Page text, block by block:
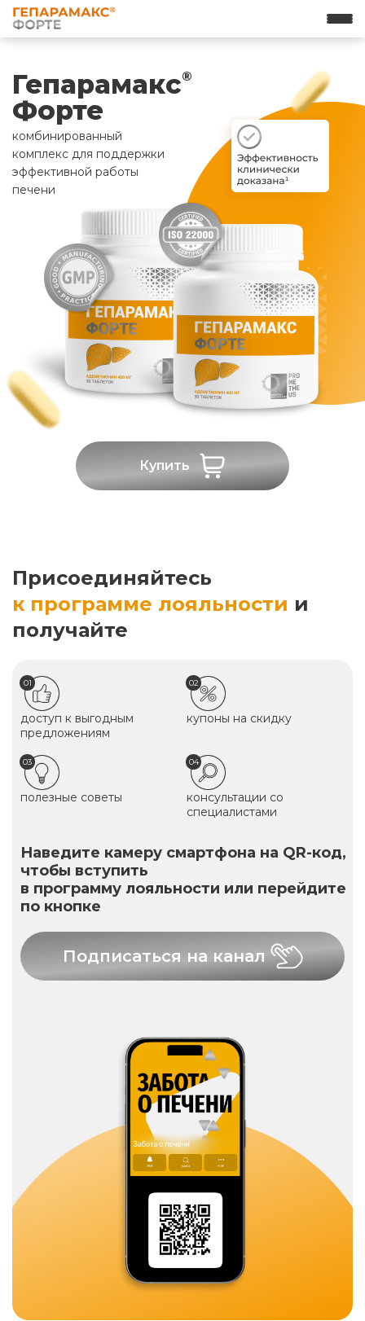
Гепарамакс®
Форте
комбинированный
комплекс для поддержки
эффективной работы
печени
Купить
Присоединяйтесь
к программе лояльности и
получайте
01
доступ к выгодным
предложениям
02
купоны на скидку
03
полезные советы
04
консультации со
специалистами
Наведите камеру смартфона на QR-код,
чтобы вступить
в программу лояльности или перейдите
по кнопке
Подписаться на канал